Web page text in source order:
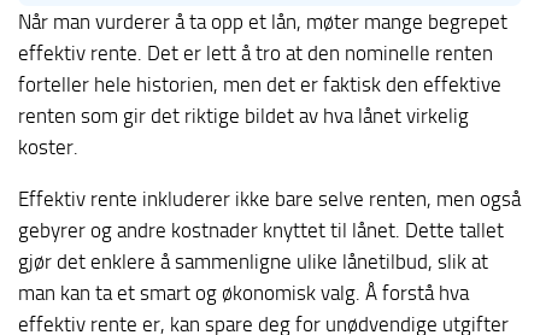
Når man vurderer å ta opp et lån, møter mange begrepet
effektiv rente. Det er lett å tro at den nominelle renten
forteller hele historien, men det er faktisk den effektive
renten som gir det riktige bildet av hva lånet virkelig
koster.
Effektiv rente inkluderer ikke bare selve renten, men også
gebyrer og andre kostnader knyttet til lånet. Dette tallet
gjør det enklere å sammenligne ulike lånetilbud, slik at
man kan ta et smart og økonomisk valg. Å forstå hva
effektiv rente er, kan spare deg for unødvendige utgifter